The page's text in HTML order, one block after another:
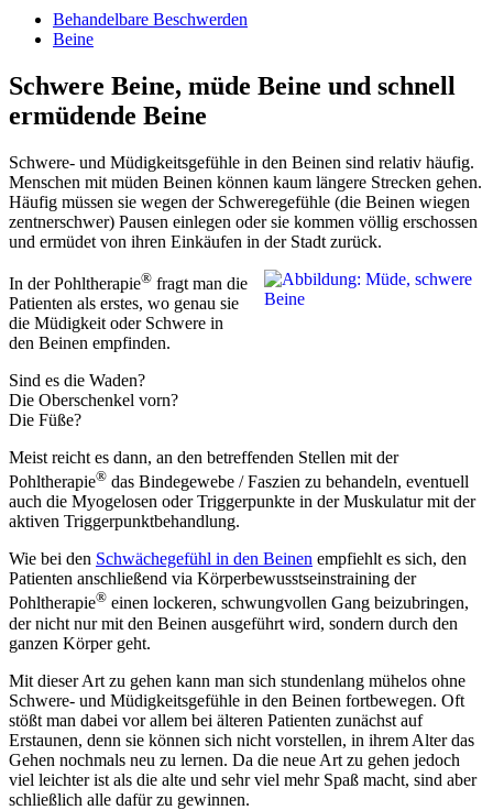
Behandelbare Beschwerden
Beine
Schwere Beine, müde Beine und schnell
ermüdende Beine
Schwere- und Müdigkeitsgefühle in den Beinen sind relativ häufig.
Menschen mit müden Beinen können kaum längere Strecken gehen.
Häufig müssen sie wegen der Schweregefühle (die Beinen wiegen
zentnerschwer) Pausen einlegen oder sie kommen völlig erschossen
und ermüdet von ihren Einkäufen in der Stadt zurück.
In der Pohltherapie® fragt man die
Patienten als erstes, wo genau sie
die Müdigkeit oder Schwere in
den Beinen empfinden.
Sind es die Waden?
Die Oberschenkel vorn?
Die Füße?
Meist reicht es dann, an den betreffenden Stellen mit der
Pohltherapie® das Bindegewebe / Faszien zu behandeln, eventuell
auch die Myogelosen oder Triggerpunkte in der Muskulatur mit der
aktiven Triggerpunktbehandlung.
Wie bei den Schwächegefühl in den Beinen empfiehlt es sich, den
Patienten anschließend via Körperbewusstseinstraining der
Pohltherapie® einen lockeren, schwungvollen Gang beizubringen,
der nicht nur mit den Beinen ausgeführt wird, sondern durch den
ganzen Körper geht.
Mit dieser Art zu gehen kann man sich stundenlang mühelos ohne
Schwere- und Müdigkeitsgefühle in den Beinen fortbewegen. Oft
stößt man dabei vor allem bei älteren Patienten zunächst auf
Erstaunen, denn sie können sich nicht vorstellen, in ihrem Alter das
Gehen nochmals neu zu lernen. Da die neue Art zu gehen jedoch
viel leichter ist als die alte und sehr viel mehr Spaß macht, sind aber
schließlich alle dafür zu gewinnen.